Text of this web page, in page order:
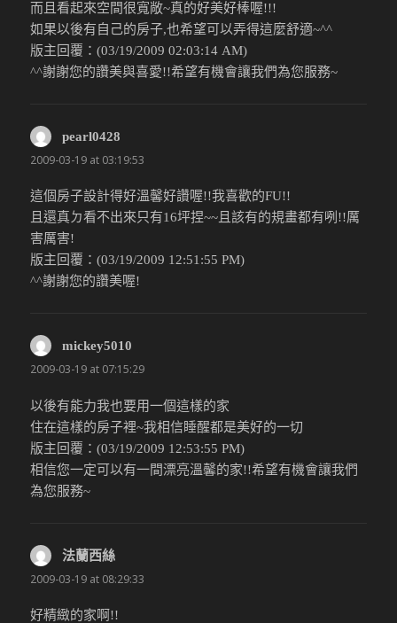
而且看起來空間很寬敞~真的好美好棒喔!!!
如果以後有自己的房子,也希望可以弄得這麼舒適~^^
版主回覆：(03/19/2009 02:03:14 AM)
^^謝謝您的讚美與喜愛!!希望有機會讓我們為您服務~
pearl0428
2009-03-19 at 03:19:53
這個房子設計得好溫馨好讚喔!!我喜歡的FU!!
且還真ㄉ看不出來只有16坪捏~~且該有的規畫都有咧!!厲
害厲害!
版主回覆：(03/19/2009 12:51:55 PM)
^^謝謝您的讚美喔!
mickey5010
2009-03-19 at 07:15:29
以後有能力我也要用一個這樣的家
住在這樣的房子裡~我相信睡醒都是美好的一切
版主回覆：(03/19/2009 12:53:55 PM)
相信您一定可以有一間漂亮溫馨的家!!希望有機會讓我們
為您服務~
法蘭西絲
2009-03-19 at 08:29:33
好精緻的家啊!!